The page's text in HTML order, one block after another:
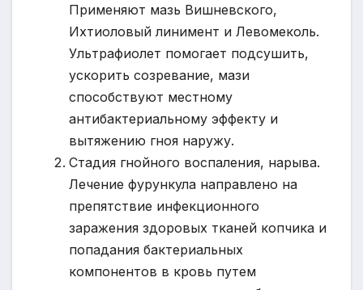
Применяют мазь Вишневского,
Ихтиоловый линимент и Левомеколь.
Ультрафиолет помогает подсушить,
ускорить созревание, мази
способствуют местному
антибактериальному эффекту и
вытяжению гноя наружу.
Стадия гнойного воспаления, нарыва.
Лечение фурункула направлено на
препятствие инфекционного
заражения здоровых тканей копчика и
попадания бактериальных
компонентов в кровь путем